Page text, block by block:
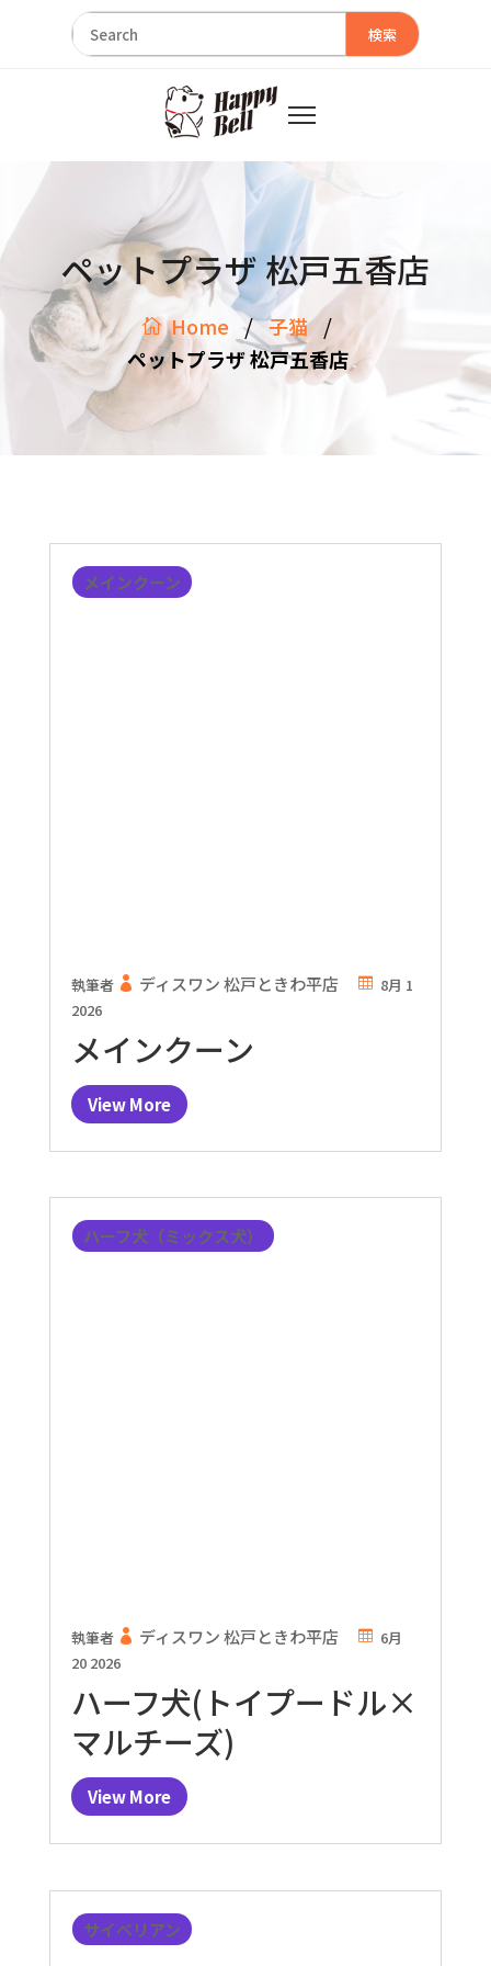
検索
ペットプラザ 松戸五香店
Home / 子猫 /
ペットプラザ 松戸五香店
メインクーン
執筆者 ディスワン 松戸ときわ平店
8月 1
2026
メインクーン
View More
ハーフ犬(トイプードル×
マルチーズ)
執筆者 ディスワン 松戸ときわ平店
6月
20 2026
ハーフ犬（ミックス犬）
View More
サイベリアン